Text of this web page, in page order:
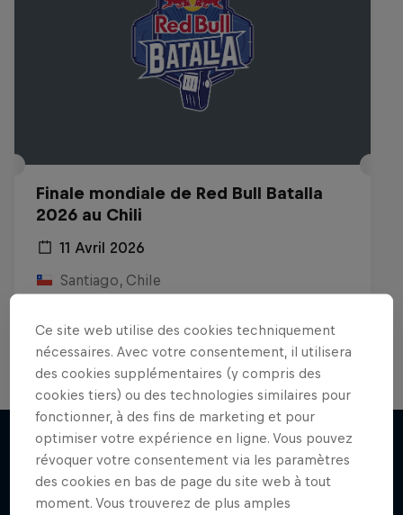
Finale mondiale de Red Bull Batalla
2026 au Chili
11 Avril 2026
Santiago, Chile
Voir le replay
J'EN VEUX ENCORE !
Ce site web utilise des cookies techniquement
nécessaires. Avec votre consentement, il utilisera
des cookies supplémentaires (y compris des
cookies tiers) ou des technologies similaires pour
fonctionner, à des fins de marketing et pour
optimiser votre expérience en ligne. Vous pouvez
révoquer votre consentement via les paramètres
des cookies en bas de page du site web à tout
moment. Vous trouverez de plus amples